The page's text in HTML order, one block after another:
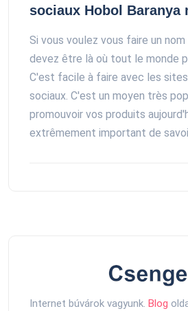
sociaux Hobol Baranya
Si vous voulez vous faire un nom
devez être là où tout le monde
C'est facile à faire avec les
sociaux. C'est un moyen très
promouvoir vos produits
extrêmement important de
Internet búvárok vagyunk. Blog